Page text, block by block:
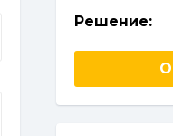
Решение: